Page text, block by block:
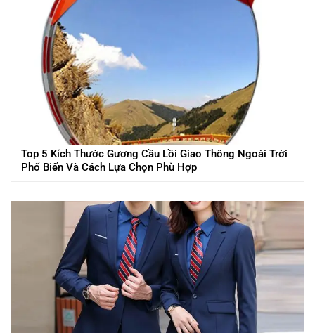
Top 5 Kích Thước Gương Cầu Lồi Giao Thông Ngoài Trời
Phổ Biến Và Cách Lựa Chọn Phù Hợp